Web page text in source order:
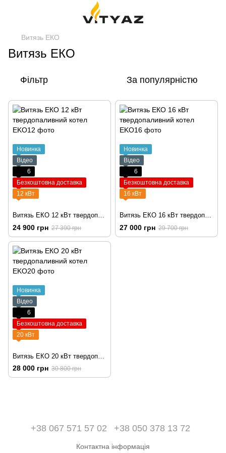
Витязь ЕКО
Витязь ЕКО
Фільтр За популярністю
Новинка
Відео
6
Безкоштовна доставка
12 кВт
Витязь ЕКО 12 кВт твердопаливний котел
24 900 грн 27 390 грн
Новинка
Відео
6
Безкоштовна доставка
16 кВт
Витязь ЕКО 16 кВт твердопаливний котел
27 000 грн 29 700 грн
Новинка
Відео
6
Безкоштовна доставка
20 кВт
28 000 грн 30 800 грн
+38 067 571 57 02 +38 050 378 13 72
Контактна інформація